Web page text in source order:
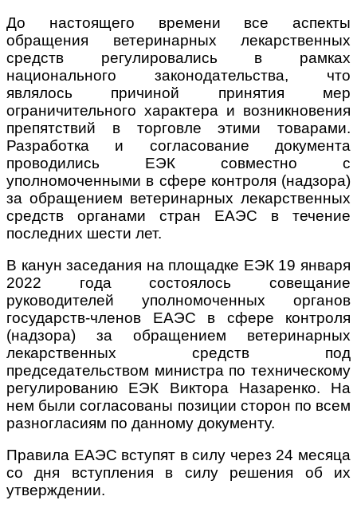
До настоящего времени все аспекты
обращения ветеринарных лекарственных
средств регулировались в рамках
национального законодательства, что
являлось причиной принятия мер
ограничительного характера и возникновения
препятствий в торговле этими товарами.
Разработка и согласование документа
проводились ЕЭК совместно с
уполномоченными в сфере контроля (надзора)
за обращением ветеринарных лекарственных
средств органами стран ЕАЭС в течение
последних шести лет.
В канун заседания на площадке ЕЭК 19 января
2022 года состоялось совещание
руководителей уполномоченных органов
государств-членов ЕАЭС в сфере контроля
(надзора) за обращением ветеринарных
лекарственных средств под
председательством министра по техническому
регулированию ЕЭК Виктора Назаренко. На
нем были согласованы позиции сторон по всем
разногласиям по данному документу.
Правила ЕАЭС вступят в силу через 24 месяца
со дня вступления в силу решения об их
утверждении.